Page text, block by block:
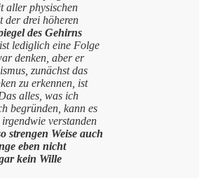
aller physischen
der drei höheren
des Gehirns
lediglich eine Folge
denken, aber er
zunächst das
zu erkennen, ist
alles, was ich
begründen, kann es
verstanden
strengen Weise auch
eben nicht
kein Wille